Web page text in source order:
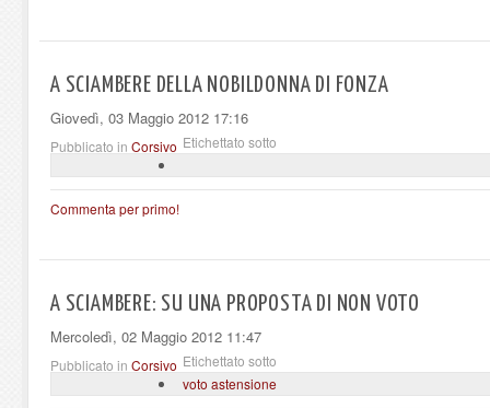
A SCIAMBERE DELLA NOBILDONNA DI FONZA
Giovedì, 03 Maggio 2012 17:16
Pubblicato in Corsivo Etichettato sotto
Commenta per primo!
A SCIAMBERE: SU UNA PROPOSTA DI NON VOTO
Mercoledì, 02 Maggio 2012 11:47
Pubblicato in Corsivo Etichettato sotto
voto astensione